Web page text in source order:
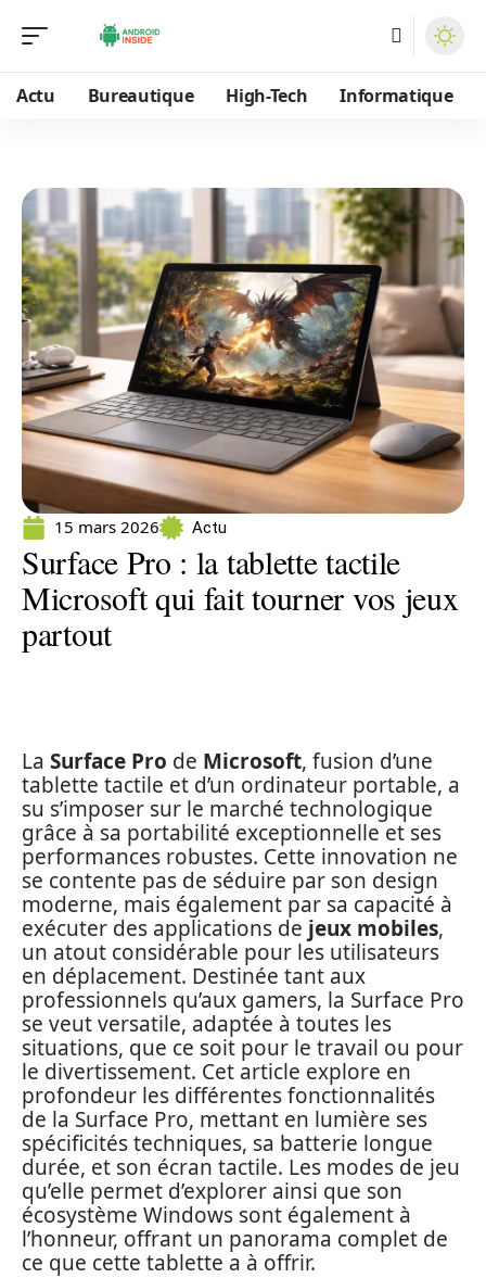
Actu Bureautique High-Tech Informatique
15 mars 2026 Actu
Surface Pro : la tablette tactile
Microsoft qui fait tourner vos jeux
partout
La Surface Pro de Microsoft, fusion d’une
tablette tactile et d’un ordinateur portable, a
su s’imposer sur le marché technologique
grâce à sa portabilité exceptionnelle et ses
performances robustes. Cette innovation ne
se contente pas de séduire par son design
moderne, mais également par sa capacité à
exécuter des applications de jeux mobiles,
un atout considérable pour les utilisateurs
en déplacement. Destinée tant aux
professionnels qu’aux gamers, la Surface Pro
se veut versatile, adaptée à toutes les
situations, que ce soit pour le travail ou pour
le divertissement. Cet article explore en
profondeur les différentes fonctionnalités
de la Surface Pro, mettant en lumière ses
spécificités techniques, sa batterie longue
durée, et son écran tactile. Les modes de jeu
qu’elle permet d’explorer ainsi que son
écosystème Windows sont également à
l’honneur, offrant un panorama complet de
ce que cette tablette a à offrir.